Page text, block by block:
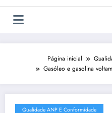
Página inicial
Gasóleo e gasolina
Qualidade ANP E Conformidade